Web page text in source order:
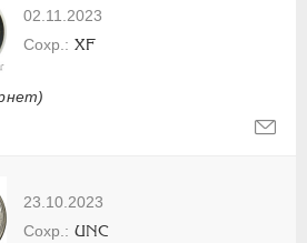
02.11.2023
XF
23.10.2023
UNC